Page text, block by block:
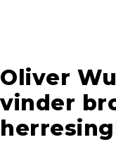
Oliver
vinder